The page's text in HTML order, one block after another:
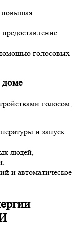
повышая
голосовых
доме
голосом,
и запуск
людей,
и автоматическое